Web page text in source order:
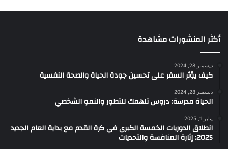
أكثر المنشورات مشاهدة
ديسمبر 28, 2024
كيف يؤثر السفر على تحسين جودة الحياة والصحة النفسية
ديسمبر 28, 2024
الحياة مدرسة: دروس تلهمك للتطور والنمو الشخصي
يناير 1, 2025
انطلاق الدوريات الخمسة الكبرى في كرة القدم مع بداية العام الجديد
2025: إثارة المنافسة والتحديات